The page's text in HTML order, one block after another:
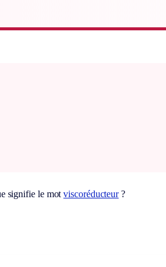
signifie le motviscoréducteur?